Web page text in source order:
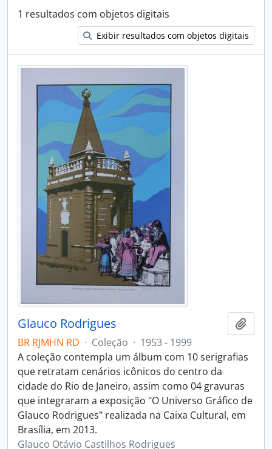
1 resultados com objetos digitais
Exibir resultados com objetos digitais
Glauco Rodrigues
BR RJMHN RD · Coleção · 1953 - 1999
A coleção contempla um álbum com 10 serigrafias
que retratam cenários icônicos do centro da
cidade do Rio de Janeiro, assim como 04 gravuras
que integraram a exposição "O Universo Gráfico de
Glauco Rodrigues" realizada na Caixa Cultural, em
Brasília, em 2013.
Glauco Otávio Castilhos Rodrigues